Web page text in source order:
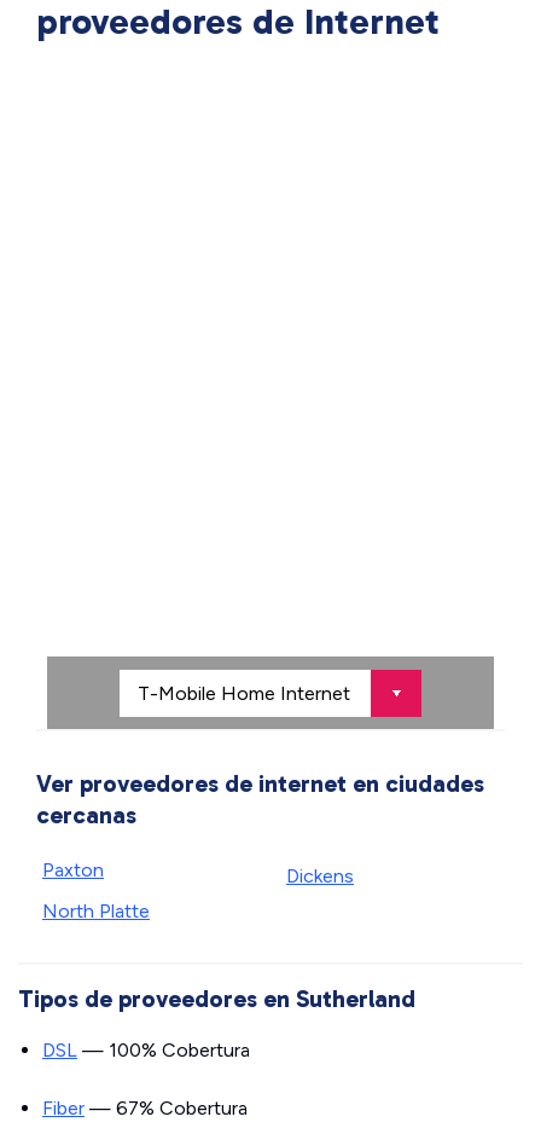
proveedores de Internet
Ver proveedores de internet en ciudades
cercanas
Paxton
North Platte
Dickens
Tipos de proveedores en Sutherland
DSL — 100% Cobertura
Fiber — 67% Cobertura